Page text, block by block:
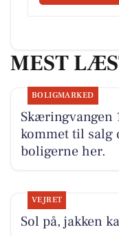
MEST
BOLIGMARKED
Skæringvangen
kommet til salg
boligerne her.
VEJRET
Sol på, jakken